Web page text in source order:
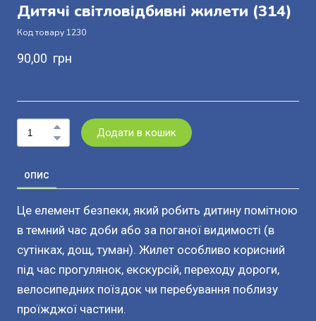
Дитячі світловідбивні жилети (314)
Код товару 1230
90,00  грн
Додати в кошик
ОПИС
Це елемент безпеки, який робить дитину помітною
в темний час доби або за поганої видимості (в
сутінках, дощ, туман). Жилет особливо корисний
під час прогулянок, екскурсій, переходу дороги,
велосипедних поїздок чи перебування поблизу
проїжджої частини.